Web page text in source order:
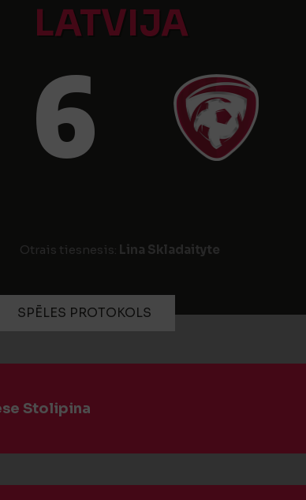
LATVIJA
6
Otrais tiesnesis: Lina Skladaityte
SPĒLES PROTOKOLS
Stolipina